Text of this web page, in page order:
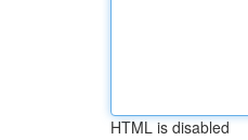
HTML is disabled